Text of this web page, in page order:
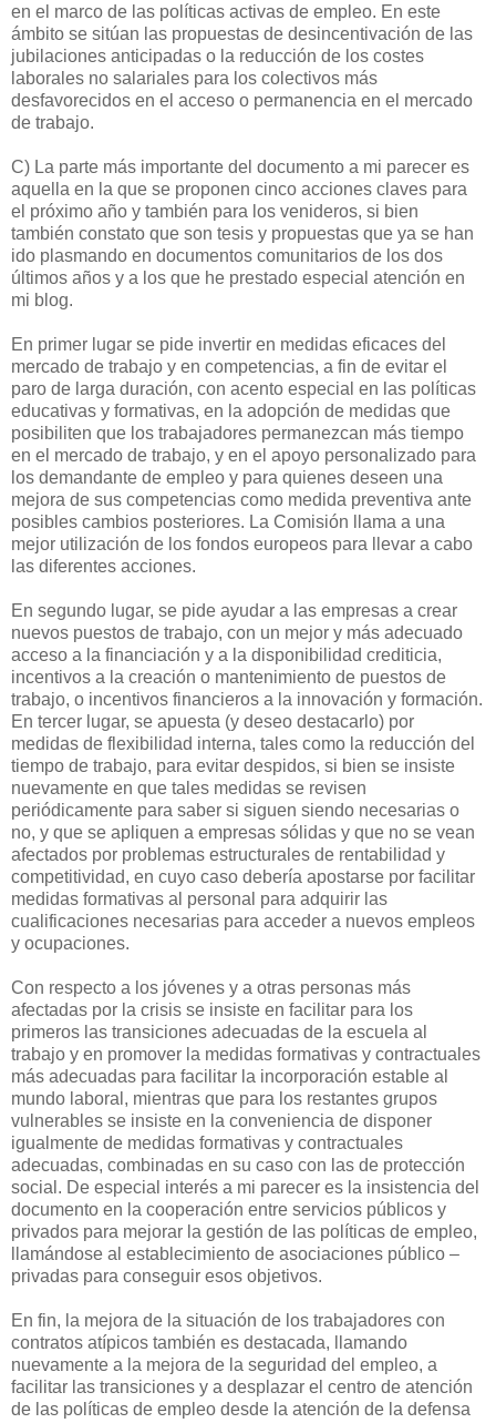
en el marco de las políticas activas de empleo. En este
ámbito se sitúan las propuestas de desincentivación de las
jubilaciones anticipadas o la reducción de los costes
laborales no salariales para los colectivos más
desfavorecidos en el acceso o permanencia en el mercado
de trabajo.
C) La parte más importante del documento a mi parecer es
aquella en la que se proponen cinco acciones claves para
el próximo año y también para los venideros, si bien
también constato que son tesis y propuestas que ya se han
ido plasmando en documentos comunitarios de los dos
últimos años y a los que he prestado especial atención en
mi blog.
En primer lugar se pide invertir en medidas eficaces del
mercado de trabajo y en competencias, a fin de evitar el
paro de larga duración, con acento especial en las políticas
educativas y formativas, en la adopción de medidas que
posibiliten que los trabajadores permanezcan más tiempo
en el mercado de trabajo, y en el apoyo personalizado para
los demandante de empleo y para quienes deseen una
mejora de sus competencias como medida preventiva ante
posibles cambios posteriores. La Comisión llama a una
mejor utilización de los fondos europeos para llevar a cabo
las diferentes acciones.
En segundo lugar, se pide ayudar a las empresas a crear
nuevos puestos de trabajo, con un mejor y más adecuado
acceso a la financiación y a la disponibilidad crediticia,
incentivos a la creación o mantenimiento de puestos de
trabajo, o incentivos financieros a la innovación y formación.
En tercer lugar, se apuesta (y deseo destacarlo) por
medidas de flexibilidad interna, tales como la reducción del
tiempo de trabajo, para evitar despidos, si bien se insiste
nuevamente en que tales medidas se revisen
periódicamente para saber si siguen siendo necesarias o
no, y que se apliquen a empresas sólidas y que no se vean
afectados por problemas estructurales de rentabilidad y
competitividad, en cuyo caso debería apostarse por facilitar
medidas formativas al personal para adquirir las
cualificaciones necesarias para acceder a nuevos empleos
y ocupaciones.
Con respecto a los jóvenes y a otras personas más
afectadas por la crisis se insiste en facilitar para los
primeros las transiciones adecuadas de la escuela al
trabajo y en promover la medidas formativas y contractuales
más adecuadas para facilitar la incorporación estable al
mundo laboral, mientras que para los restantes grupos
vulnerables se insiste en la conveniencia de disponer
igualmente de medidas formativas y contractuales
adecuadas, combinadas en su caso con las de protección
social. De especial interés a mi parecer es la insistencia del
documento en la cooperación entre servicios públicos y
privados para mejorar la gestión de las políticas de empleo,
llamándose al establecimiento de asociaciones público –
privadas para conseguir esos objetivos.
En fin, la mejora de la situación de los trabajadores con
contratos atípicos también es destacada, llamando
nuevamente a la mejora de la seguridad del empleo, a
facilitar las transiciones y a desplazar el centro de atención
de las políticas de empleo desde la atención de la defensa